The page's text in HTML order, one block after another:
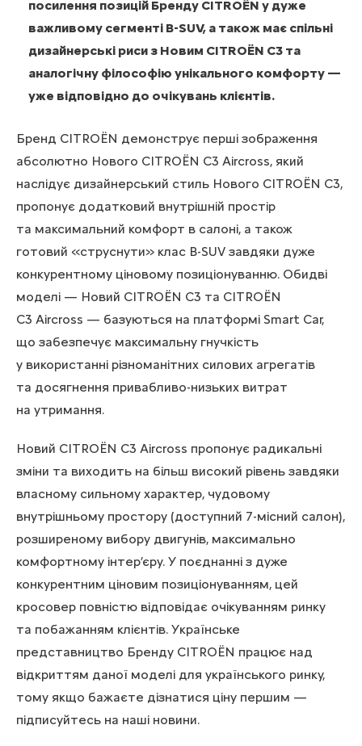
посилення позицій Бренду CITROЁN у дуже
важливому сегменті B-SUV, а також має спільні
дизайнерські риси з Новим CITROЁN C3 та
аналогічну філософію унікального комфорту —
уже відповідно до очікувань клієнтів.
Бренд CITROЁN демонструє перші зображення
абсолютно Нового CITROЁN C3 Aircross, який
наслідує дизайнерський стиль Нового CITROЁN C3,
пропонує додатковий внутрішній простір
та максимальний комфорт в салоні, а також
готовий «струснути» клас B-SUV завдяки дуже
конкурентному ціновому позиціонуванню. Обидві
моделі — Новий CITROЁN С3 та CITROЁN
C3 Aircross — базуються на платформі Smart Car,
що забезпечує максимальну гнучкість
у використанні різноманітних силових агрегатів
та досягнення привабливо-низьких витрат
на утримання.
Новий CITROЁN C3 Aircross пропонує радикальні
зміни та виходить на більш високий рівень завдяки
власному сильному характер, чудовому
внутрішньому простору (доступний 7-місний салон),
розширеному вибору двигунів, максимально
комфортному інтер’єру. У поєднанні з дуже
конкурентним ціновим позиціонуванням, цей
кросовер повністю відповідає очікуванням ринку
та побажанням клієнтів. Українське
представництво Бренду CITROЁN працює над
відкриттям даної моделі для українського ринку,
тому якщо бажаєте дізнатися ціну першим —
підписуйтесь на наші новини.